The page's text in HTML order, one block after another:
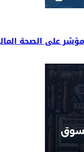
على الصحة